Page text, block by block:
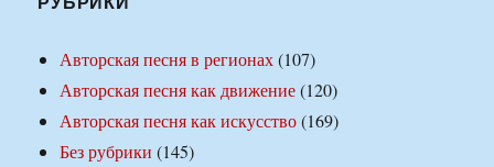
Авторская песня в регионах(107)
Авторская песня как движение(120)
Авторская песня как искусство(169)
Без рубрики (145)